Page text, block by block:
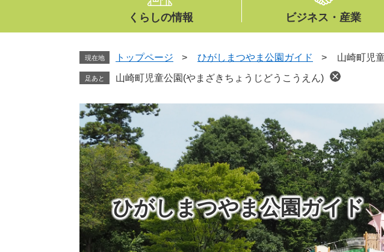
文
くらしの情報 ビジネス・産業
現在地 トップページ > ひがしまつやま公園ガイド > 山崎町児
足あと 山崎町児童公園(やまざきちょうじどうこうえん)
ひがしまつやま公園ガイド